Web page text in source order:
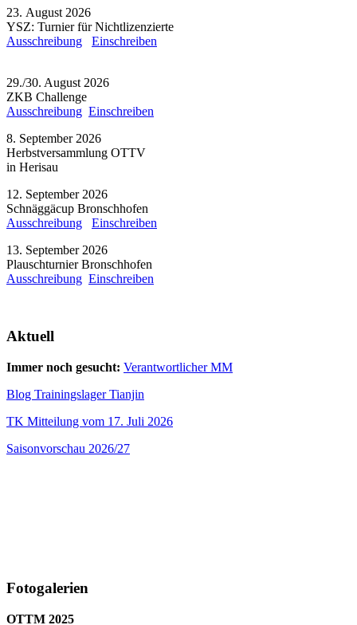
23. August 2026
YSZ: Turnier für Nichtlizenzierte
Ausschreibung
Einschreiben
29./30. August 2026
ZKB Challenge
Ausschreibung Einschreiben
8. September 2026
Herbstversammlung OTTV
in Herisau
12. September 2026
Schnäggäcup Bronschhofen
Ausschreibung
Einschreiben
13. September 2026
Plauschturnier Bronschhofen
Ausschreibung Einschreiben
Aktuell
Immer noch gesucht: Verantwortlicher MM
Blog Trainingslager Tianjin
TK Mitteilung vom 17. Juli 2026
Saisonvorschau 2026/27
Fotogalerien
OTTM 2025